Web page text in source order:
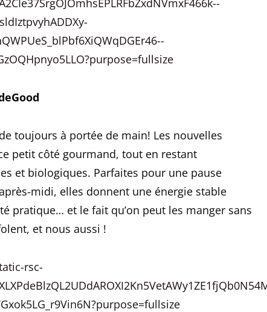
toujours à portée de main! Les nouvelles
petit côté gourmand, tout en restant
et biologiques. Parfaites pour une pause
midi, elles donnent une énergie stable
pratique… et le fait qu’on peut les manger sans
et nous aussi !